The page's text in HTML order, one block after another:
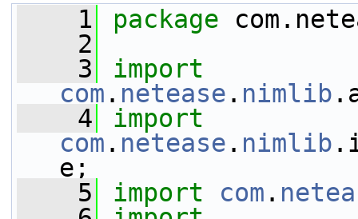
    1
package
    2
    3
import
com . netease . nimlib
    4
import
com . netease . nimlib
e;
    5
import com .